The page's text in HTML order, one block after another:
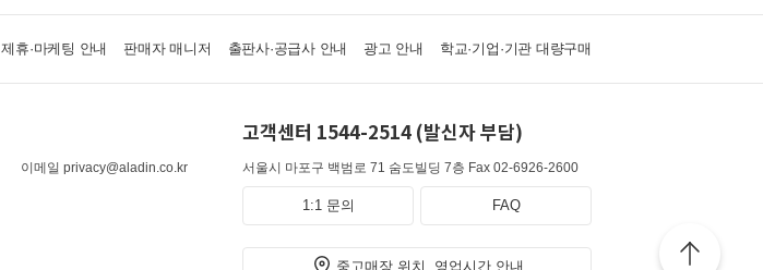
제휴·마케팅 안내 판매자 매니저 출판사·공급사 안내 광고 안내 학교·기업·기관 대량구매
이메일 privacy@aladin.co.kr
고객센터 1544-2514 (발신자 부담)
서울시 마포구 백범로 71 숨도빌딩 7층 Fax 02-6926-2600
1:1 문의 FAQ
중고매장 위치, 영업시간 안내